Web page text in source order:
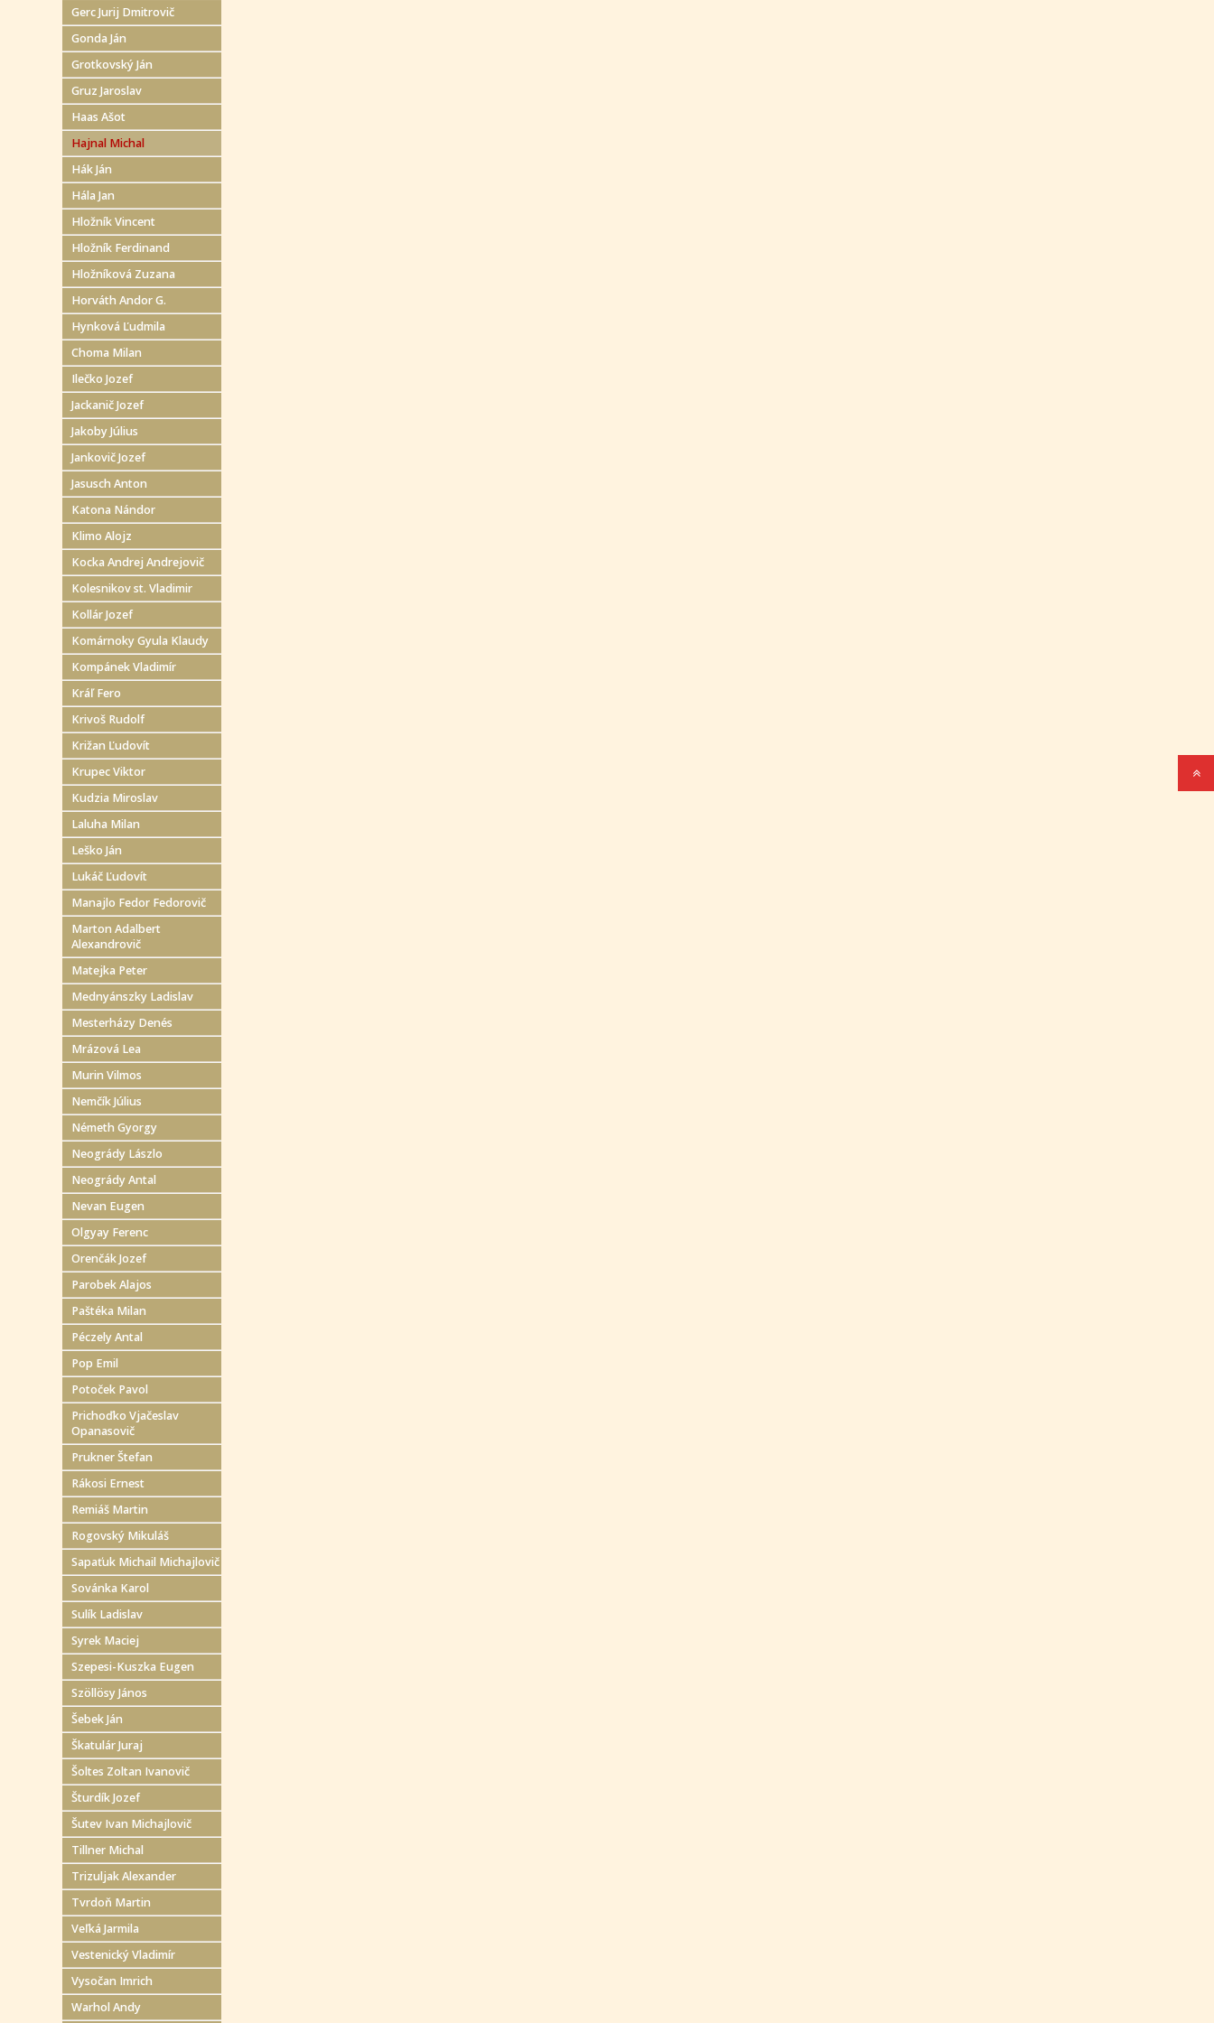
Gerc Jurij Dmitrovič
Gonda Ján
Grotkovský Ján
Gruz Jaroslav
Haas Ašot
Hajnal Michal
Hák Ján
Hála Jan
Hložník Vincent
Hložník Ferdinand
Hložníková Zuzana
Horváth Andor G.
Hynková Ľudmila
Choma Milan
Ilečko Jozef
Jackanič Jozef
Jakoby Július
Jankovič Jozef
Jasusch Anton
Katona Nándor
Klimo Alojz
Kocka Andrej Andrejovič
Kolesnikov st. Vladimir
Kollár Jozef
Komárnoky Gyula Klaudy
Kompánek Vladimír
Kráľ Fero
Krivoš Rudolf
Križan Ľudovít
Krupec Viktor
Kudzia Miroslav
Laluha Milan
Leško Ján
Lukáč Ľudovít
Manajlo Fedor Fedorovič
Marton Adalbert
Alexandrovič
Matejka Peter
Mednyánszky Ladislav
Mesterházy Denés
Mrázová Lea
Murin Vilmos
Nemčík Július
Németh Gyorgy
Neogrády Lászlo
Neogrády Antal
Nevan Eugen
Olgyay Ferenc
Orenčák Jozef
Parobek Alajos
Paštéka Milan
Péczely Antal
Pop Emil
Potoček Pavol
Prichoďko Vjačeslav
Opanasovič
Prukner Štefan
Rákosi Ernest
Remiáš Martin
Rogovský Mikuláš
Sapaťuk Michail Michajlovič
Sovánka Karol
Sulík Ladislav
Syrek Maciej
Szepesi-Kuszka Eugen
Szöllösy János
Šebek Ján
Škatulár Juraj
Šoltes Zoltan Ivanovič
Šturdík Jozef
Šutev Ivan Michajlovič
Tillner Michal
Trizuljak Alexander
Tvrdoň Martin
Veľká Jarmila
Vestenický Vladimír
Vysočan Imrich
Warhol Andy